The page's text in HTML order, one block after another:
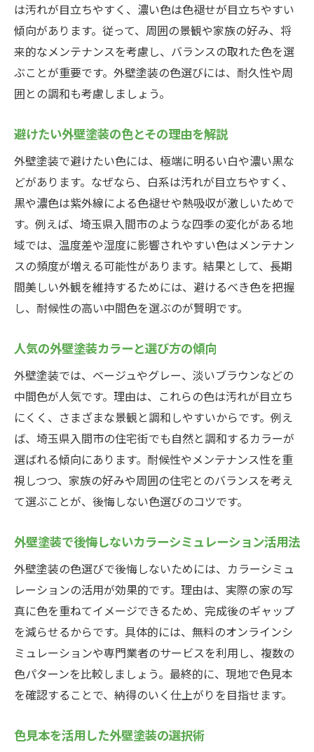
は汚れが目立ちやすく、濃い色は色褪せが目立ちやすい
傾向があります。従って、周囲の景観や家族の好み、将
来的なメンテナンスを考慮し、バランスの取れた色を選
ぶことが重要です。外壁塗装の色選びには、耐久性や周
囲との調和も考慮しましょう。
避けたい外壁塗装の色とその理由を解説
外壁塗装で避けたい色には、極端に明るい白や濃い黒な
どがあります。なぜなら、白系は汚れが目立ちやすく、
黒や濃色は紫外線による色褪せや熱吸収が激しいためで
す。例えば、埼玉県入間市のような四季の変化がある地
域では、温度差や湿度に影響されやすい色はメンテナン
スの頻度が増える可能性があります。結果として、長期
間美しい外観を維持するためには、避けるべき色を把握
し、耐候性の高い中間色を選ぶのが賢明です。
人気の外壁塗装カラーと選び方の傾向
外壁塗装では、ベージュやグレー、淡いブラウンなどの
中間色が人気です。理由は、これらの色は汚れが目立ち
にくく、さまざまな景観と調和しやすいからです。例え
ば、埼玉県入間市の住宅街でも自然と調和するカラーが
選ばれる傾向にあります。耐候性やメンテナンス性を重
視しつつ、家族の好みや周囲の住宅とのバランスを考え
て選ぶことが、後悔しない色選びのコツです。
外壁塗装で後悔しないカラーシミュレーション活用法
外壁塗装の色選びで後悔しないためには、カラーシミュ
レーションの活用が効果的です。理由は、実際の家の写
真に色を重ねてイメージできるため、完成後のギャップ
を減らせるからです。具体的には、無料のオンラインシ
ミュレーションや専門業者のサービスを利用し、複数の
色パターンを比較しましょう。最終的に、現地で色見本
を確認することで、納得のいく仕上がりを目指せます。
色見本を活用した外壁塗装の選択術